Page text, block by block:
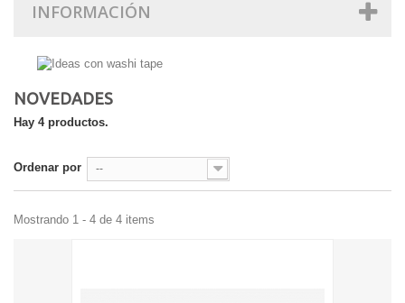
INFORMACIÓN
NOVEDADES
Hay 4 productos.
Ordenar por --
Mostrando 1 - 4 de 4 items